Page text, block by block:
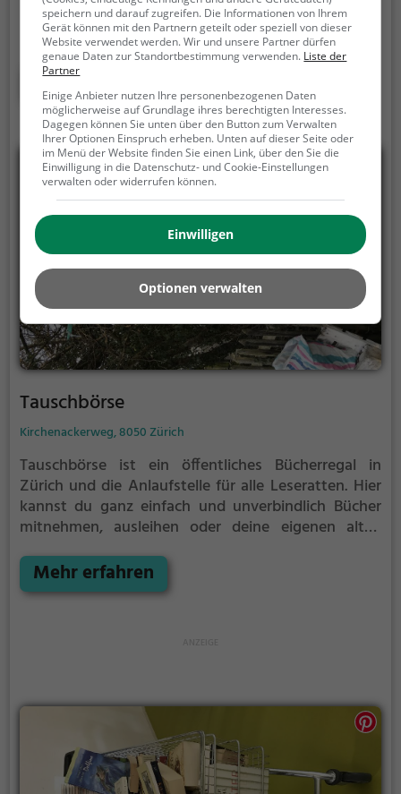
Leseratten. Hier kannst du ganz einfach und
unverbindlich Bücher mitnehmen, ausleihen oder
deine eigenen alten Bücher abgeben. Öffentliche
Bücherregale leben - es gibt kein festes Sortiment,
der Bestand wechselt täglich.
Mehr erfahren
Tauschbörse
Kirchenackerweg, 8050 Zürich
Tauschbörse ist ein öffentliches Bücherregal in
Zürich und die Anlaufstelle für alle Leseratten. Hier
kannst du ganz einfach und unverbindlich Bücher
mitnehmen, ausleihen oder deine eigenen alten
gibt kein festes Sortiment, der Bestand wechselt
täglich.
Mehr erfahren
speichern und darauf zugreifen. Die Informationen von Ihrem
Gerät können mit den Partnern geteilt oder speziell von dieser
Website verwendet werden. Wir und unsere Partner dürfen
genaue Daten zur Standortbestimmung verwenden. Liste der
Partner
Einige Anbieter nutzen Ihre personenbezogenen Daten
möglicherweise auf Grundlage ihres berechtigten Interesses.
Dagegen können Sie unten über den Button zum Verwalten
Ihrer Optionen Einspruch erheben. Unten auf dieser Seite oder
im Menü der Website finden Sie einen Link, über den Sie die
Einwilligung in die Datenschutz- und Cookie-Einstellungen
verwalten oder widerrufen können.
Einwilligen
Optionen verwalten